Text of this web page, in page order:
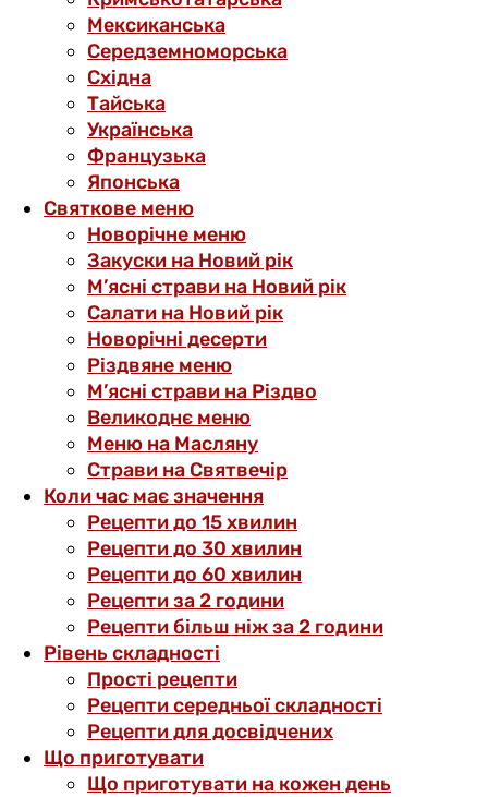
Мексиканська
Середземноморська
Східна
Тайська
Українська
Французька
Японська
Святкове меню
Новорічне меню
Закуски на Новий рік
М’ясні страви на Новий рік
Салати на Новий рік
Новорічні десерти
Різдвяне меню
М’ясні страви на Різдво
Великоднє меню
Меню на Масляну
Страви на Святвечір
Коли час має значення
Рецепти до 15 хвилин
Рецепти до 30 хвилин
Рецепти до 60 хвилин
Рецепти за 2 години
Рецепти більш ніж за 2 години
Рівень складності
Прості рецепти
Рецепти середньої складності
Рецепти для досвідчених
Що приготувати
Що приготувати на кожен день